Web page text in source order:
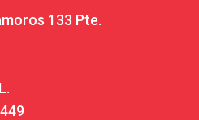
133 Pte.